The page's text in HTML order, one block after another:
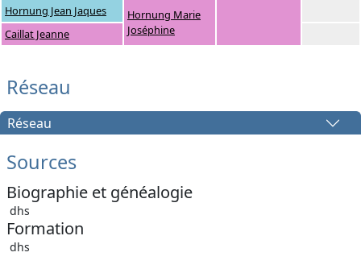
Hornung Jean Jaques
Hornung Marie
Joséphine
Caillat Jeanne
Réseau
Réseau
Sources
Biographie et généalogie
dhs
Formation
dhs